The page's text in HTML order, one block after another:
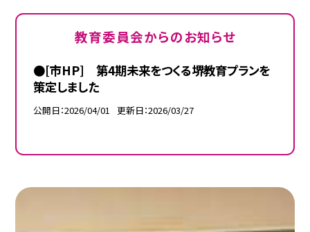
教育委員会からのお知らせ
●[市HP] 第4期未来をつくる堺教育プランを
策定しました
公開日 2026/04/01 更新日 2026/03/27